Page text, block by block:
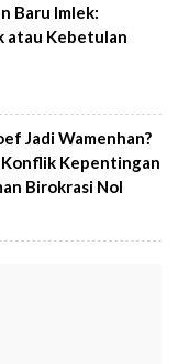
Baru Imlek:
atau Kebetulan
Jadi Wamenhan?
Konflik Kepentingan
Birokrasi Nol